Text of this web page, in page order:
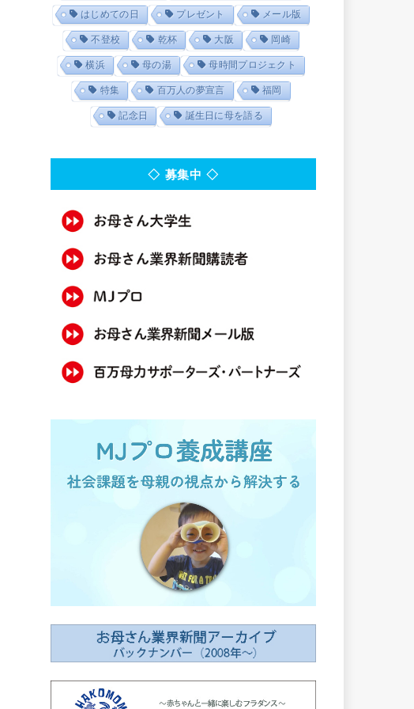
はじめての日 プレゼント メール版
不登校 乾杯 大阪 岡崎
横浜 母の湯 母時間プロジェクト
特集 百万人の夢宣言 福岡
記念日 誕生日に母を語る
◇ 募集中 ◇